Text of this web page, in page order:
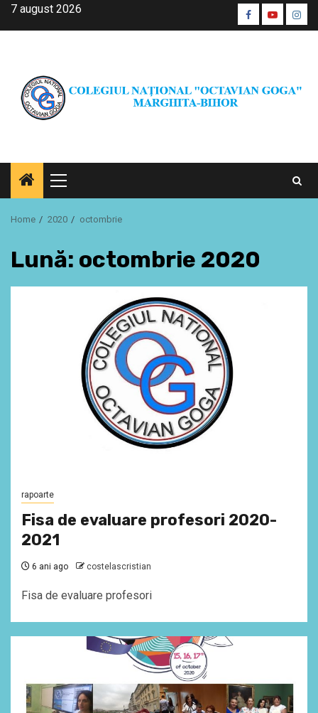
Skip7 august 2026 Facebook
Youtube
CŞE
Primary
Menu
Home 2020 octombrie
Lună: octombrie 2020
rapoarte
Fisa de evaluare profesori 2020-
2021
6 ani ago costelascristian
Fisa de evaluare profesori